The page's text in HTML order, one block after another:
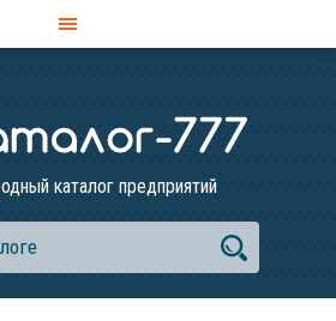
каталог предприятий